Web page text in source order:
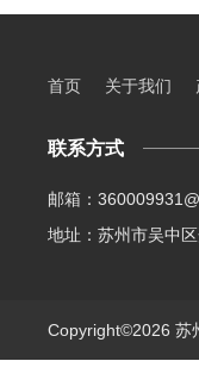
首页 关于我们
联系方式
邮箱：
地址：苏州市吴中
Copyright©2026